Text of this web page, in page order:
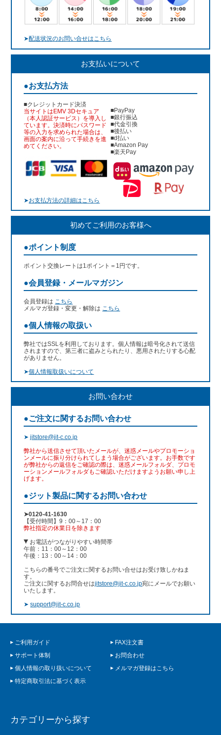
➤配送状況のお問い合せはこちら
お支払いについて
●お支払方法
■クレジットカード決済
当サイトはEMV 3Dセキュア
（本人認証サービス）を導入し
ています。決済時にパスワード
等の入力を求められた場合は、
画面の案内に沿って手続きを進
めてください。
■PayPay
■銀行振込
■代金引換
■後払い
■d払い
■Amazon Pay
■楽天Pay
➤お支払方法の詳細はこちら
初めてご利用のお客様へ
●ポイント制度
ポイント交換レートは1ポイント＝1円です。
●会員登録・メールマガジン
会員登録は こちら
メルマガ登録・変更・解除は こちら
●個人情報の取扱い
弊社ではSSLを利用しております。個人情報は暗号化されて送信
されますので、第三者に盗みとられたり、悪用されたりする心配
がありません。
➤個人情報取扱いについて
お問い合わせ
●ご注文に関するお問い合わせ
➤jitstore@jit-c.co.jp
弊社から送信させて頂いたメールが、迷惑メールやプロモーショ
ンメールに振り分けられてしまう場合がございます。お手数です
が弊社からの返信をご確認の際は、迷惑メールフォルダ、プロモ
ーションメールフォルダもご確認いただけますようお願い申し上
げます。
●ジット製品に関するお問い合わせ
➤0120-41-1630
【受付時間】9：00～17：00
弊社指定の休業日を除きます
お電話がつながりやすい時間帯
午前：11：00～12：00
午後：13：00～14：00
こちらの番号でご注文に関するお問い合せはお受け致しかねま
す。
ご注文に関するお問合せはjitstore@jit-c.co.jp宛にメールでお願い
いたします。
➤support@jit-c.co.jp
ご利用ガイド
FAX注文書
サポート体制
お問合わせ
個人情報の取り扱いについて
メルマガ登録はこちら
特定商取引法に基づく表示
カテゴリーから探す